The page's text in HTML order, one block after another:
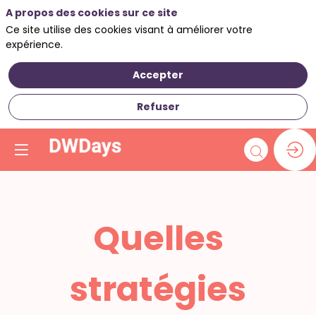
Quelles
stratégies
A propos des cookies sur ce site
Ce site utilise des cookies visant à améliorer votre
expérience.
Accepter
Refuser